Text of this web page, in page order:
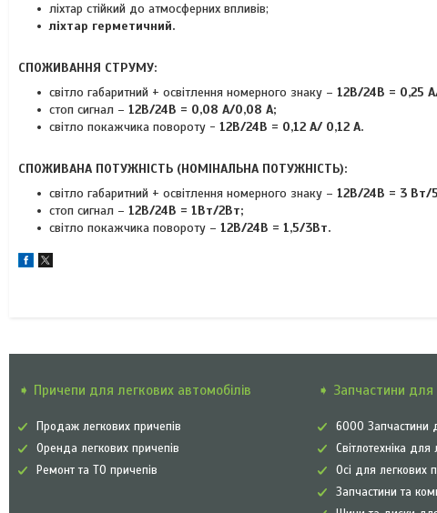
ліхтар стійкий до атмосферних впливів;
ліхтар герметичний.
СПОЖИВАННЯ СТРУМУ:
світло габаритний + освітлення номерного знаку – 12В/24В = 0,25
стоп сигнал – 12В/24В = 0,08 A/0,08 A;
світло покажчика повороту - 12В/24В = 0,12 A/ 0,12 A.
СПОЖИВАНА ПОТУЖНІСТЬ (НОМІНАЛЬНА ПОТУЖНІСТЬ):
світло габаритний + освітлення номерного знаку – 12В/24В = 3 Вт/
стоп сигнал – 12В/24В = 1Вт/2Вт;
світло покажчика повороту – 12В/24В = 1,5/3Вт.
➧ Причепи для легкових автомобілів
Продаж легкових причепів
Оренда легкових причепів
Ремонт та ТО причепів
➧ Запчастини для
6000 Запчастини
Світлотехніка для
Осі для легкових
Запчастини та